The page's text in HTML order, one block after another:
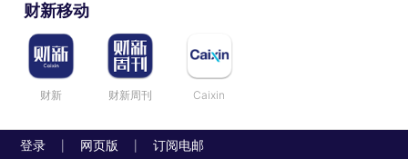
财新移动
财新 财新周刊 Caixin
登录 网页版 订阅电邮